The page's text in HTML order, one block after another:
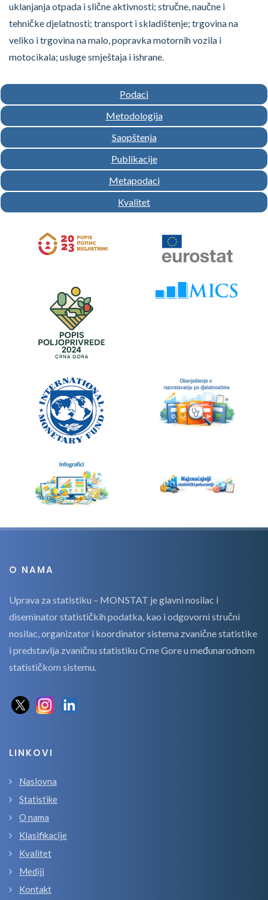
uklanjanja otpada i slične aktivnosti; stručne, naučne i
tehničke djelatnosti; transport i skladištenje; trgovina na
veliko i trgovina na malo, popravka motornih vozila i
motocikala; usluge smještaja i ishrane.
Podaci
Metodologija
Saopštenja
Publikacije
Metapodaci
Kvalitet
O NAMA
Uprava za statistiku – MONSTAT je glavni nosilac i
diseminator statističkih podatka, kao i odgovorni stručni
nosilac, organizator i koordinator sistema zvanične statistike
i predstavlja zvaničnu statistiku Crne Gore u međunarodnom
statističkom sistemu.
LINKOVI
Naslovna
Statistike
O nama
Klasifikacije
Kvalitet
Mediji
Kontakt